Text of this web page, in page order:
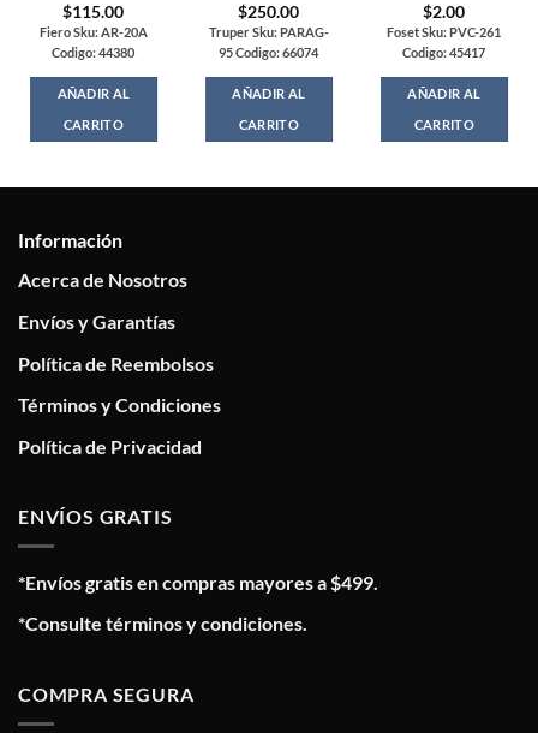
$115.00
Fiero Sku: AR-20A
Codigo: 44380
AÑADIR AL
CARRITO
$250.00
Truper Sku: PARAG-
95 Codigo: 66074
AÑADIR AL
CARRITO
$2.00
Foset Sku: PVC-261
Codigo: 45417
AÑADIR AL
CARRITO
Información
Acerca de Nosotros
Envíos y Garantías
Política de Reembolsos
Términos y Condiciones
Política de Privacidad
ENVÍOS GRATIS
*Envíos gratis en compras mayores a $499.
*Consulte términos y condiciones.
COMPRA SEGURA